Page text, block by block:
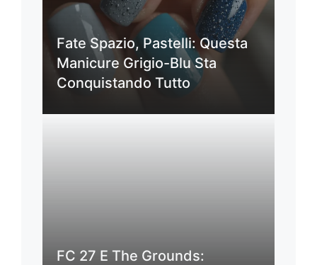
Fate Spazio, Pastelli: Questa
Manicure Grigio-Blu Sta
Conquistando Tutto
FC 27 E The Grounds: